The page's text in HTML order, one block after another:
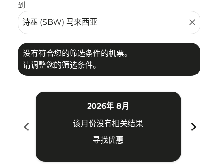
到
close
没有符合您的筛选条件的机票。
请调整您的筛选条件。
chevron_left
2026年 8月
该月份没有相关结果
寻找优惠
chevron_right